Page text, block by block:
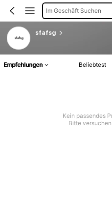
Im Geschäft Suchen
sfafsg
Empfehlungen Beliebtest
Kein passendes
Bitte